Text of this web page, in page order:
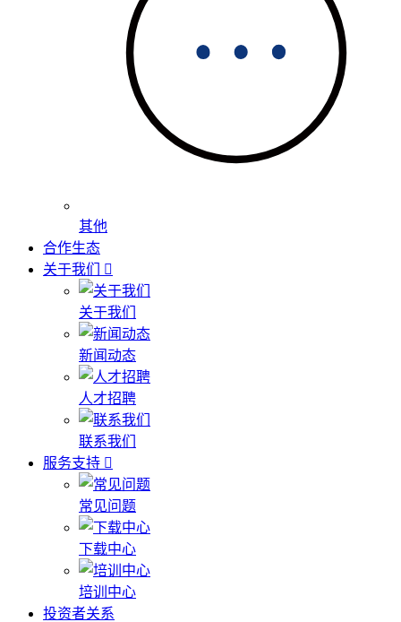
其他
合作生态
关于我们
关于我们
新闻动态
人才招聘
联系我们
服务支持
常见问题
下载中心
培训中心
投资者关系